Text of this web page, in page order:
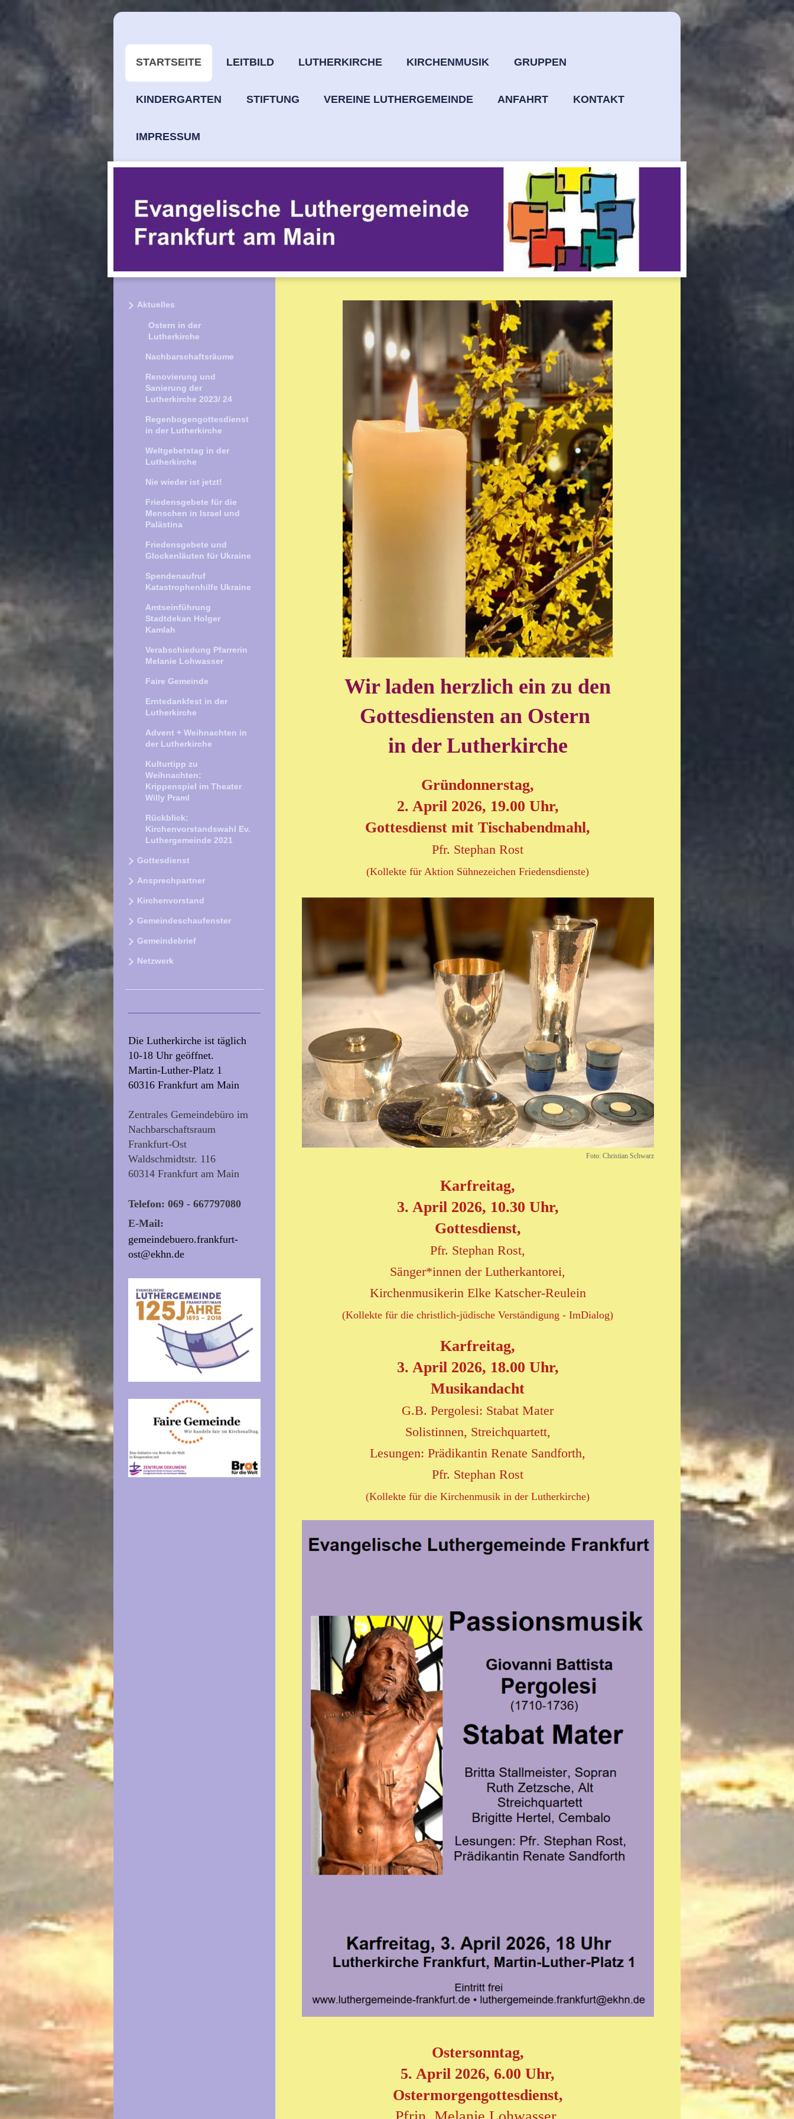
STARTSEITE LEITBILD LUTHERKIRCHE KIRCHENMUSIK GRUPPEN
KINDERGARTEN STIFTUNG VEREINE LUTHERGEMEINDE ANFAHRT KONTAKT
IMPRESSUM
Wir laden herzlich einzu den
Gottesdiensten an Ostern
in der Lutherkirche
Gründonnerstag,
2. April 2026, 19.00 Uhr,
Gottesdienst mit Tischabendmahl,
Pfr. Stephan Rost
(Kollekte für Aktion Sühnezeichen Friedensdienste)
Foto: Christian Schwarz
Karfreitag,
3. April 2026, 10.30 Uhr,
Gottesdienst,
Pfr. Stephan Rost,
Sänger*innen der Lutherkantorei,
Kirchenmusikerin Elke Katscher-Reulein
(Kollekte für die christlich-jüdische Verständigung - ImDialog)
Karfreitag,
3. April 2026, 18.00 Uhr,
Musikandacht
G.B. Pergolesi: Stabat Mater
Solistinnen, Streichquartett,
Lesungen: Prädikantin Renate Sandforth,
Pfr. Stephan Rost
(Kollekte für die Kirchenmusik in der Lutherkirche)
Ostersonntag,
5. April 2026, 6.00 Uhr,
Ostermorgengottesdienst,
Aktuelles
Ostern in der
Lutherkirche
Nachbarschaftsräume
Renovierung und
Sanierung der
Lutherkirche 2023/ 24
Regenbogengottesdienst
in der Lutherkirche
Weltgebetstag in der
Lutherkirche
Nie wieder ist jetzt!
Friedensgebete für die
Menschen in Israel und
Palästina
Friedensgebete und
Glockenläuten für Ukraine
Spendenaufruf
Katastrophenhilfe Ukraine
Amtseinführung
Stadtdekan Holger
Kamlah
Verabschiedung Pfarrerin
Melanie Lohwasser
Faire Gemeinde
Erntedankfest in der
Lutherkirche
Advent + Weihnachten in
der Lutherkirche
Kulturtipp zu
Weihnachten:
Krippenspiel im Theater
Willy Praml
Rückblick:
Kirchenvorstandswahl Ev.
Luthergemeinde 2021
Gottesdienst
Ansprechpartner
Kirchenvorstand
Gemeindeschaufenster
Gemeindebrief
Netzwerk
Die Lutherkirche ist täglich
10-18 Uhr geöffnet.
Martin-Luther-Platz 1
60316 Frankfurt am Main
Zentrales Gemeindebüro im
Nachbarschaftsraum
Frankfurt-Ost
Waldschmidtstr. 116
60314 Frankfurt am Main
Telefon: 069 - 667797080
E-Mail:
gemeindebuero.frankfurt-
ost@ekhn.de